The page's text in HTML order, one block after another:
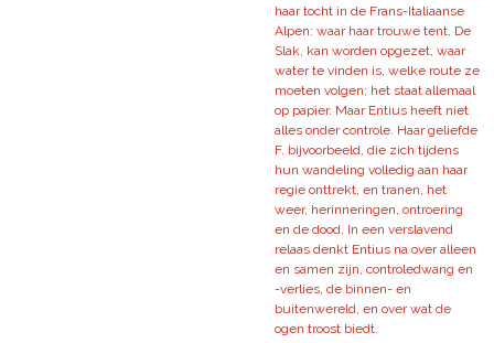
haar tocht in de Frans-Italiaanse
Alpen: waar haar trouwe tent, De
Slak, kan worden opgezet, waar
water te vinden is, welke route ze
moeten volgen; het staat allemaal
op papier. Maar Entius heeft niet
alles onder controle. Haar geliefde
F. bijvoorbeeld, die zich tijdens
hun wandeling volledig aan haar
regie onttrekt, en tranen, het
weer, herinneringen, ontroering
en de dood. In een verslavend
relaas denkt Entius na over alleen
en samen zijn, controledwang en
-verlies, de binnen- en
buitenwereld, en over wat de
ogen troost biedt.